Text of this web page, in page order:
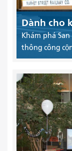
Dành cho
Khám phá
thông công